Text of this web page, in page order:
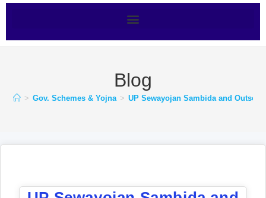
Blog
> Gov. Schemes & Yojna > UP Sewayojan Sambida and